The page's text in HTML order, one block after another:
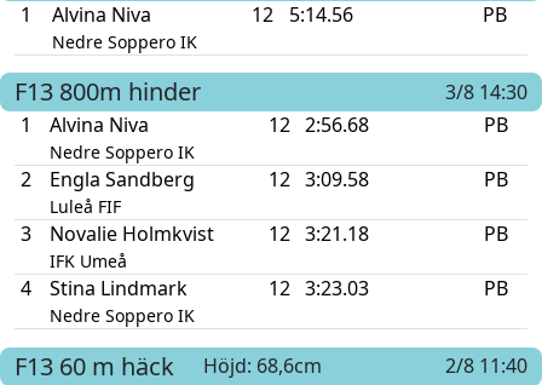
1
Alvina Niva
Nedre Soppero IK
12 5:14.56 PB
F13 800m hinder
3/8 14:30
1
Alvina Niva
Nedre Soppero IK
12 2:56.68 PB
2 Engla Sandberg
Luleå FIF
12 3:09.58 PB
3 Novalie Holmkvist
IFK Umeå
12 3:21.18 PB
4 Stina Lindmark
Nedre Soppero IK
12 3:23.03 PB
F13 60 m häck Höjd: 68,6cm
2/8 11:40